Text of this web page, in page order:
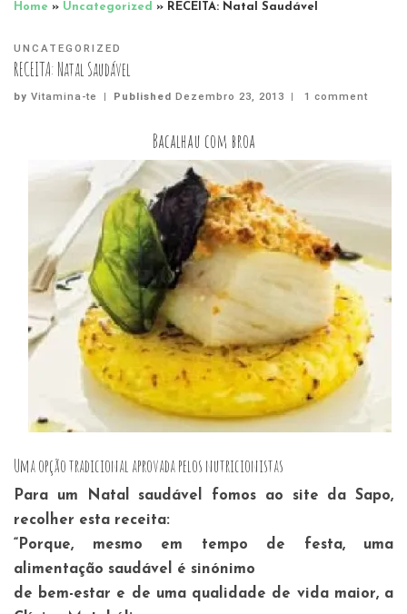
Home » Uncategorized » RECEITA: Natal Saudável
UNCATEGORIZED
RECEITA: Natal Saudável
by Vitamina-te | PublishedDezembro 23, 2013 | 1 comment
Bacalhau com broa
Uma opção tradicional aprovada pelos nutricionistas
Para um Natal saudável fomos ao site da Sapo,
recolher esta receita:
“Porque, mesmo em tempo de festa, uma
alimentação saudável é sinónimo
de bem-estar e de uma qualidade de vida maior, a